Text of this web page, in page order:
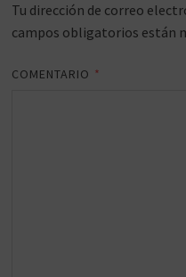
Tu dirección de correo
campos obligatorios están
COMENTARIO *